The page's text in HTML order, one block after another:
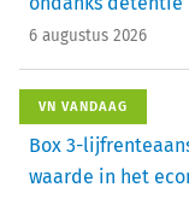
6 augustus 2026
VN VANDAAG
Box 3-
waarde in het